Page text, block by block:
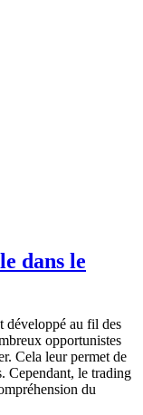
dans le
développé au fil des
opportunistes
Cela leur permet de
Cependant, le trading
du